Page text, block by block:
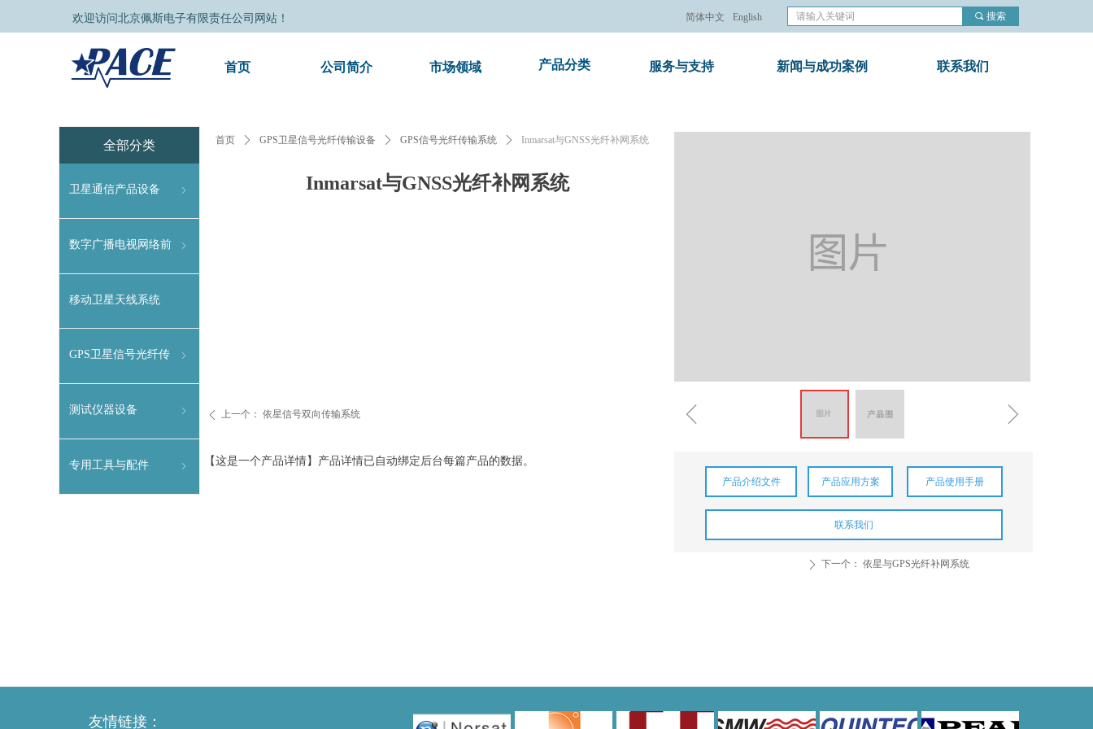
首页 公司简介 市场领域 服务与支持 新闻与成功案例 联系我们
产品分类
끠 搜索
欢迎访问北京佩斯电子有限责任公司网站！ 简体中文 English
首页 ꄲ GPS卫星信号光纤传输设备 ꄲ GPS信号光纤传输系统 ꄲ Inmarsat与GNSS光纤补网系统
ꁆ ꁇ
Inmarsat与GNSS光纤补网系统
【这是一个产品详情】产品详情已自动绑定后台每篇产品的数据。
ꄴ 上一个： 依星信号双向传输系统
ꄲ 下一个： 依星与GPS光纤补网系统
全部分类
ꁇ
卫星通信产品设备
ꁇ
数字广播电视网络前
端设备
移动卫星天线系统
ꁇ
GPS卫星信号光纤传
输设备 ꁇ
测试仪器设备
ꁇ
专用工具与配件
联系我们
产品使用手册
产品应用方案
产品介绍文件
友情链接：